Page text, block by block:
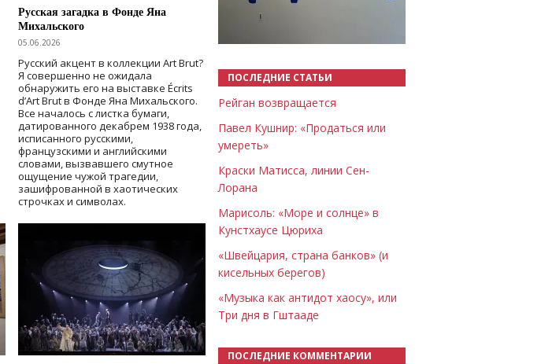
Русская загадка в Фонде Яна
Михальского
05.06.2026
Русский акцент в коллекции Art Brut?
Я совершенно не ожидала
обнаружить его на выставке Écrits
d’Art Brut в Фонде Яна Михальского.
Все началось с листка бумаги,
датированного декабрем 1938 года,
исписанного русскими,
французскими и английскими
словами, вызвавшего смутное
ощущение чужой трагедии,
зашифрованной в хаотических
строчках и символах.
ПОСЛЕДНИЕ СТАТЬИ
Рейган возвращается
Павел Кушнир: «Продаться или
умереть»
Краски Матисса, линии Сен-
Лорана
Марисоль: «Море и солнце» в
Кунстхаусе Цюриха
«Швейцария, страна банков» (и
кисельных берегов)
«Музыка как антидот хаосу», или
Три дня в Гштааде
ПОСЛЕДНИЕ КОММЕНТАРИИ